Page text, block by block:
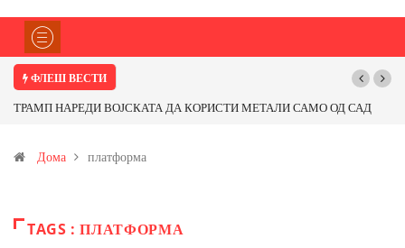
ФЛЕШ ВЕСТИ
ОД САД
Почнува реконструкцијата на улицата „5-ти Ноември“ во
Дома платформа
TAGS : ПЛАТФОРМА